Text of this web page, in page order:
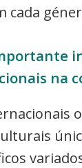
cada
na